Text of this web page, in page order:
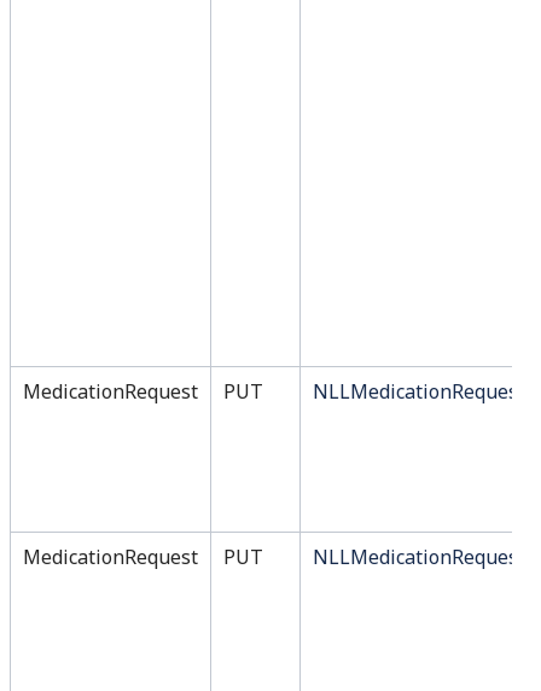
MedicationRequest PUT NLLMedicationRequest
MedicationRequest PUT NLLMedicationRequest